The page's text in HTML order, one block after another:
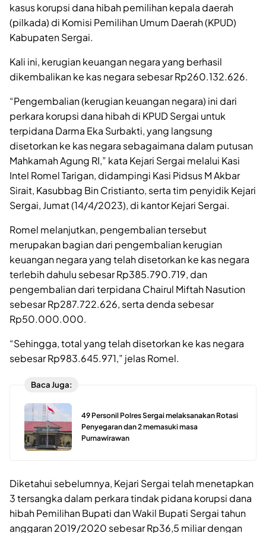
kasus korupsi dana hibah pemilihan kepala daerah
(pilkada) di Komisi Pemilihan Umum Daerah (KPUD)
Kabupaten Sergai.
Kali ini, kerugian keuangan negara yang berhasil
dikembalikan ke kas negara sebesar Rp260.132.626.
“Pengembalian (kerugian keuangan negara) ini dari
perkara korupsi dana hibah di KPUD Sergai untuk
terpidana Darma Eka Surbakti, yang langsung
disetorkan ke kas negara sebagaimana dalam putusan
Mahkamah Agung RI,” kata Kejari Sergai melalui Kasi
Intel Romel Tarigan, didampingi Kasi Pidsus M Akbar
Sirait, Kasubbag Bin Cristianto, serta tim penyidik Kejari
Sergai, Jumat (14/4/2023), di kantor Kejari Sergai.
Romel melanjutkan, pengembalian tersebut
merupakan bagian dari pengembalian kerugian
keuangan negara yang telah disetorkan ke kas negara
terlebih dahulu sebesar Rp385.790.719, dan
pengembalian dari terpidana Chairul Miftah Nasution
sebesar Rp287.722.626, serta denda sebesar
Rp50.000.000.
“Sehingga, total yang telah disetorkan ke kas negara
sebesar Rp983.645.971,” jelas Romel.
Baca Juga:
49 Personil Polres Sergai melaksanakan Rotasi
Penyegaran dan 2 memasuki masa
Purnawirawan
Diketahui sebelumnya, Kejari Sergai telah menetapkan
3 tersangka dalam perkara tindak pidana korupsi dana
hibah Pemilihan Bupati dan Wakil Bupati Sergai tahun
anggaran 2019/2020 sebesar Rp36,5 miliar dengan